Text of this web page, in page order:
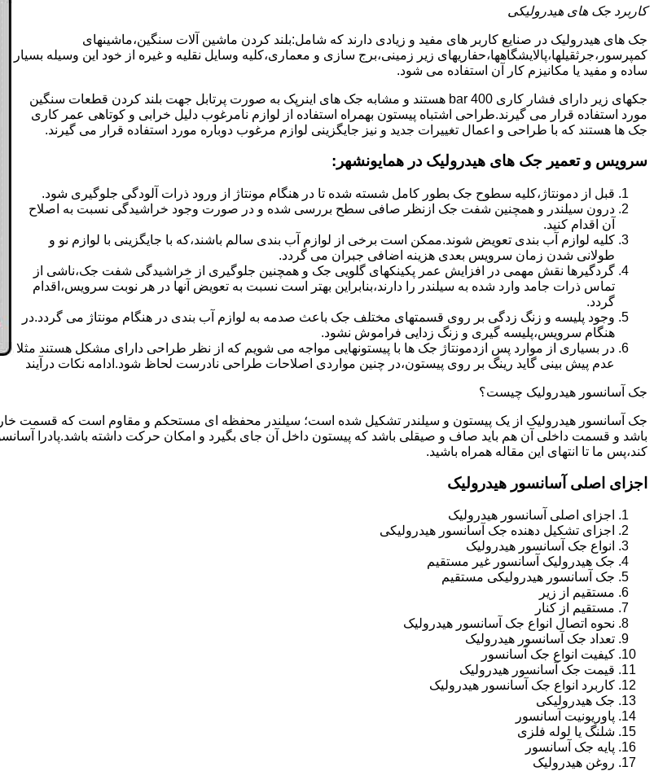
کاربرد جک های هیدرولیکی
جک های هیدرولیک در صنایع کاربر های مفید و زیادی دارند که شامل:بلند کردن ماشین آلات سنگین،ماشینهای
کمپرسور،جرثقیلها،پالایشگاهها،حفاریهای زیر زمینی،برج سازی و معماری،کلیه وسایل نقلیه و غیره از خود این وسیله بسیار
ساده و مفید یا مکانیزم کار آن استفاده می شود.
جکهای زیر دارای فشار کاری 400 bar هستند و مشابه جک های اینرپک به صورت پرتابل جهت بلند کردن قطعات سنگین
مورد استفاده قرار می گیرند.طراحی اشتباه پیستون بهمراه استفاده از لوازم نامرغوب دلیل خرابی و کوتاهی عمر کاری
جک ها هستند که با طراحی و اعمال تغییرات جدید و نیز جایگزینی لوازم مرغوب دوباره مورد استفاده قرار می گیرند.
سرویس و تعمیر جک های هیدرولیک در همایونشهر :
قبل از دمونتاژ،کلیه سطوح جک بطور کامل شسته شده تا در هنگام مونتاژ از ورود ذرات آلودگی جلوگیری شود.
درون سیلندر و همچنین شفت جک ازنظر صافی سطح بررسی شده و در صورت وجود خراشیدگی نسبت به اصلاح
آن اقدام کنید.
کلیه لوازم آب بندی تعویض شوند.ممکن است برخی از لوازم آب بندی سالم باشند،که با جایگزینی با لوازم نو و
طولانی شدن زمان سرویس بعدی هزینه اضافی جبران می گردد.
گردگیرها نقش مهمی در افزایش عمر پکینکهای گلویی جک و همچنین جلوگیری از خراشیدگی شفت جک،ناشی از
تماس ذرات جامد وارد شده به سیلندر را دارند،بنابراین بهتر است نسبت به تعویض آنها در هر نوبت سرویس،اقدام
گردد.
وجود پلیسه و زنگ زدگی بر روی قسمتهای مختلف جک باعث صدمه به لوازم آب بندی در هنگام مونتاژ می گردد.در
هنگام سرویس،پلیسه گیری و زنگ زدایی فراموش نشود.
در بسیاری از موارد پس ازدمونتاژ جک ها با پیستونهایی مواجه می شویم که از نظر طراحی دارای مشکل هستند مثلا
عدم پیش بینی گاید رینگ بر روی پیستون،در چنین مواردی اصلاحات طراحی نادرست لحاظ شود.ادامه نکات درآیند
جک آسانسور هیدرولیک چیست؟
جک آسانسور هیدرولیک از یک پیستون و سیلندر تشکیل شده است؛ سیلندر محفظه ای مستحکم و مقاوم است که قسمت
باشد و قسمت داخلی آن هم باید صاف و صیقلی باشد که پیستون داخل آن جای بگیرد و امکان حرکت داشته باشد.پادرا
کند،پس ما تا انتهای این مقاله همراه باشید.
اجزای اصلی آسانسور هیدرولیک
اجزای اصلی آسانسور هیدرولیک
اجزای تشکیل دهنده جک آسانسور هیدرولیکی
انواع جک آسانسور هیدرولیک
جک هیدرولیک آسانسور غیر مستقیم
جک آسانسور هیدرولیکی مستقیم
مستقیم از زیر
مستقیم از کنار
نحوه اتصال انواع جک آسانسور هیدرولیک
تعداد جک آسانسور هیدرولیک
کیفیت انواع جک آسانسور
قیمت جک آسانسور هیدرولیک
کاربرد انواع جک آسانسور هیدرولیک
جک هیدرولیکی
پاوریونیت آسانسور
شلنگ یا لوله فلزی
پایه جک آسانسور
روغن هیدرولیک